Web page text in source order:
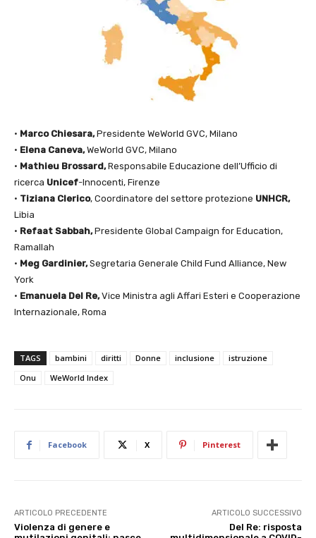
• Marco Chiesara,Presidente WeWorld GVC, Milano
• Elena Caneva,WeWorld GVC, Milano
• Mathieu Brossard,Responsabile Educazione dell’Ufficio di
ricerca Unicef-Innocenti, Firenze
• Tiziana Clerico, Coordinatore del settore protezione UNHCR,
Libia
• Refaat Sabbah,Presidente Global Campaign for Education,
Ramallah
• Meg Gardinier,Segretaria Generale Child Fund Alliance, New
York
• Emanuela Del Re,Vice Ministra agli Affari Esteri e Cooperazione
Internazionale, Roma
TAGS bambini diritti Donne inclusione
istruzione
Onu
WeWorld Index
Facebook X Pinterest
ARTICOLO PRECEDENTE
Violenza di genere e
ARTICOLO SUCCESSIVO
Del Re: risposta